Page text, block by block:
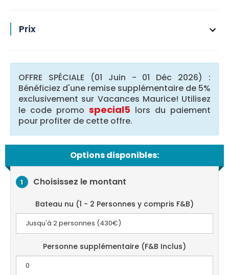
Prix
OFFRE SPÉCIALE (01 Juin - 01 Déc 2026) :
Bénéficiez d'une remise supplémentaire de 5%
exclusivement sur Vacances Maurice! Utilisez
le code promo special5 lors du paiement
pour profiter de cette offre.
Options disponibles:
1 Choisissez le montant
Bateau nu (1 - 2 Personnes y compris F&B)
Personne supplémentaire (F&B Inclus)